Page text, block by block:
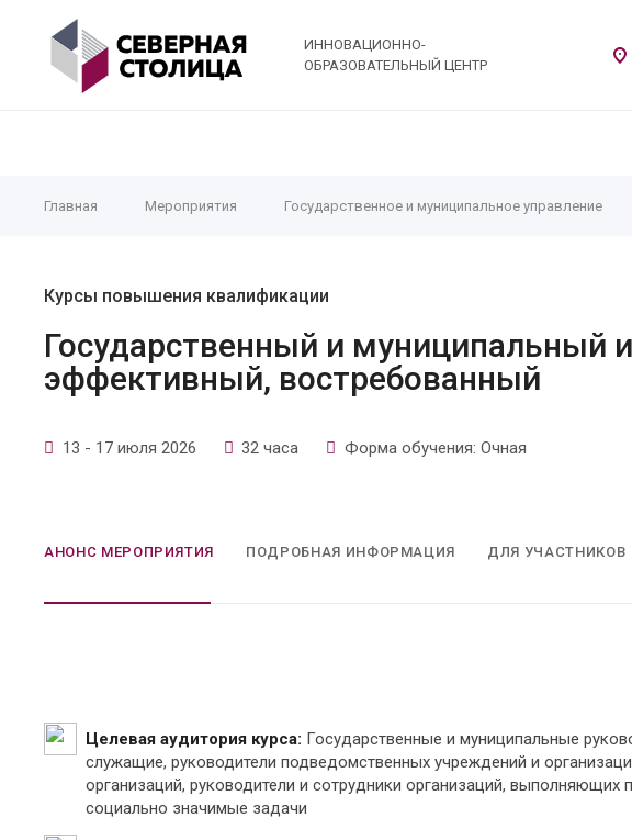
ИННОВАЦИОННО-
ОБРАЗОВАТЕЛЬНЫЙ ЦЕНТР
Главная Мероприятия Государственное и муниципальное управление
Курсы повышения квалификации
Государственный и муниципальный
эффективный, востребованный
13 - 17 июля 2026 32 часа Форма обучения: Очная
АНОНС МЕРОПРИЯТИЯ ПОДРОБНАЯ ИНФОРМАЦИЯ ДЛЯ УЧАСТНИКОВ
Целевая аудитория курса: Государственные и муниципальные
служащие, руководители подведомственных учреждений и
организаций, руководители и сотрудники организаций,
социально значимые задачи